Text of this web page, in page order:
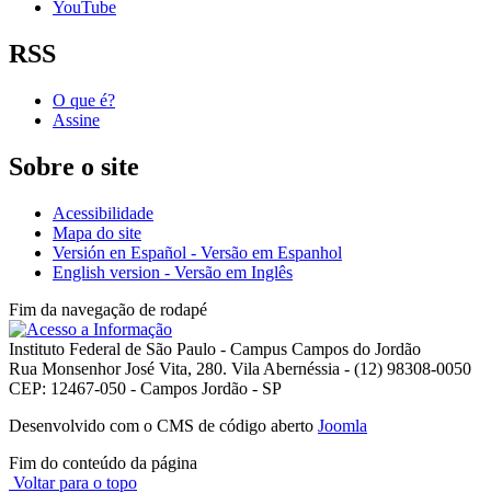
YouTube
RSS
O que é?
Assine
Sobre o site
Acessibilidade
Mapa do site
Versión en Español - Versão em Espanhol
English version - Versão em Inglês
Fim da navegação de rodapé
Instituto Federal de São Paulo - Campus Campos do Jordão
Rua Monsenhor José Vita, 280. Vila Abernéssia - (12) 98308-0050
CEP: 12467-050 - Campos Jordão - SP
Desenvolvido com o CMS de código aberto Joomla
Fim do conteúdo da página
Voltar para o topo